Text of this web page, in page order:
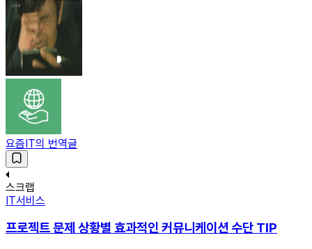
요즘IT의 번역글
스크랩
IT서비스
프로젝트 문제 상황별 효과적인 커뮤니케이션 수단 TIP